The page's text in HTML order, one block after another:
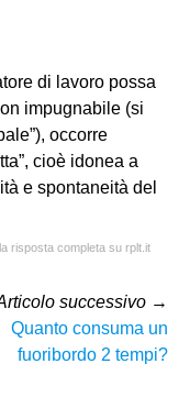
di lavoro possa
impugnabile (si
occorre
cioè idonea a
e spontaneità del
risposta completa su rplt.it
successivo →
Quanto consuma un
fuoribordo 2 tempi?